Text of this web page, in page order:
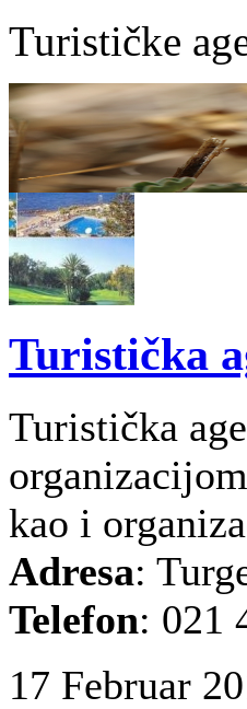
Turističke
Turistička
Turistička
kao i
Adresa:
Telefon: 021
17 Februar